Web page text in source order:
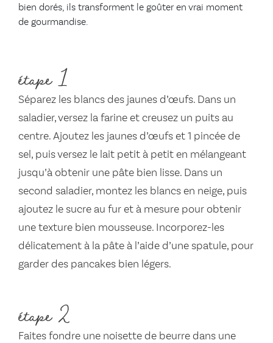
bien dorés, ils transforment le goûter en vrai moment
de gourmandise.
étape 1
Séparez les blancs des jaunes d’œufs. Dans un
saladier, versez la farine et creusez un puits au
centre. Ajoutez les jaunes d’œufs et 1 pincée de
sel, puis versez le lait petit à petit en mélangeant
jusqu’à obtenir une pâte bien lisse. Dans un
second saladier, montez les blancs en neige, puis
ajoutez le sucre au fur et à mesure pour obtenir
une texture bien mousseuse. Incorporez-les
délicatement à la pâte à l’aide d’une spatule, pour
garder des pancakes bien légers.
étape 2
Faites fondre une noisette de beurre dans une